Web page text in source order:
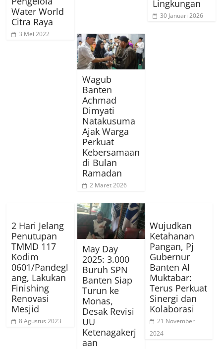
Water World
Citra Raya
3 Mei 2022
Lingkungan
30 Januari 2026
Wagub
Banten
Achmad
Dimyati
Natakusuma
Ajak Warga
Perkuat
Kebersamaan
di Bulan
Ramadan
2 Maret 2026
2 Hari Jelang
Penutupan
TMMD 117
Kodim
0601/Pandegl
ang, Lakukan
Finishing
Renovasi
Mesjid
8 Agustus 2023
May Day
2025: 3.000
Buruh SPN
Banten Siap
Turun ke
Monas,
Desak Revisi
UU
Ketenagakerj
aan
Wujudkan
Ketahanan
Pangan, Pj
Gubernur
Banten Al
Muktabar:
Terus Perkuat
Sinergi dan
Kolaborasi
21 November
2024